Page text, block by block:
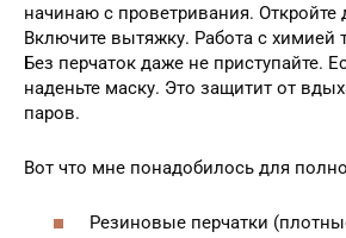
начинаю с проветривания. Откройте
Включите вытяжку. Работа с химией
Без перчаток даже не приступайте.
наденьте маску. Это защитит от
паров.
Вот что мне понадобилось для
Резиновые перчатки